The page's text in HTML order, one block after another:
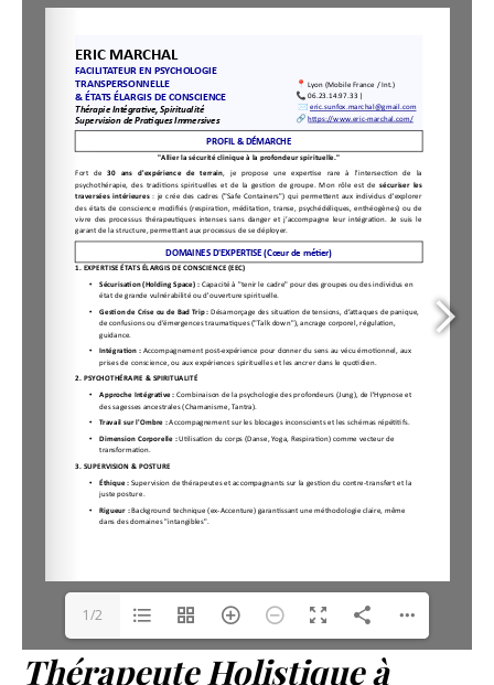
1/2
Thérapeute Holistique à